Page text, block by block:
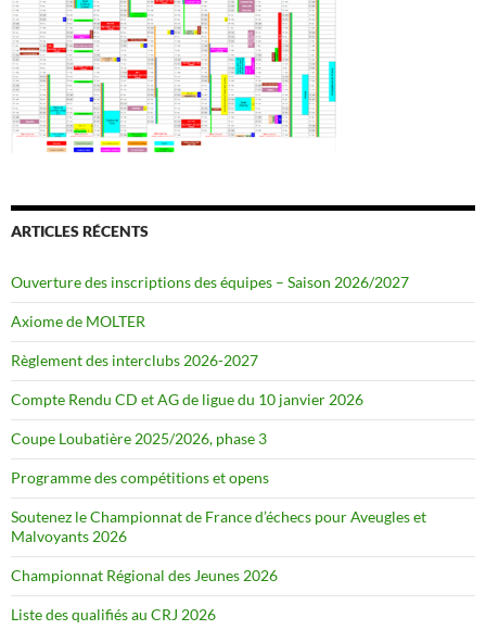
ARTICLES RÉCENTS
Ouverture des inscriptions des équipes – Saison 2026/2027
Axiome de MOLTER
Règlement des interclubs 2026-2027
Compte Rendu CD et AG de ligue du 10 janvier 2026
Coupe Loubatière 2025/2026, phase 3
Programme des compétitions et opens
Soutenez le Championnat de France d’échecs pour Aveugles et
Malvoyants 2026
Championnat Régional des Jeunes 2026
Liste des qualifiés au CRJ 2026